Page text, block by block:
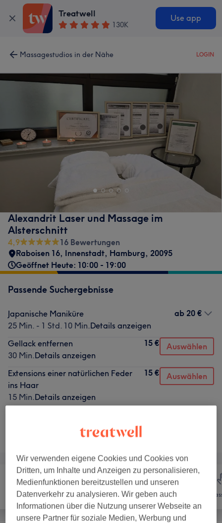
Treatwell
130K
Use app
Massagestudios in der Nähe LOGIN
Alexandrit Laser und Massage im
Alsterschnitt
4,9
16 Bewertungen
Raboisen 16, Innenstadt, Hamburg, 20095
Geöffnet Heute: 10:00 - 19:00
Passende Suchergebnisse
Japanische Maniküre
25 Min. - 1 Std. 10 Min.Details anzeigen
ab 20 €
Gellack entfernen
30 Min.Details anzeigen
15 € Auswählen
Extensions einer natürlichen Feder
ins Haar
15 Min.Details anzeigen
15 € Auswählen
Nicht gefunden wonach du gesucht hast?
Friseur Nägel
Wir verwenden eigene Cookies und Cookies von
Dritten, um Inhalte und Anzeigen zu personalisieren,
Medienfunktionen bereitzustellen und unseren
Datenverkehr zu analysieren. Wir geben auch
Informationen über die Nutzung unserer Webseite an
unsere Partner für soziale Medien, Werbung und